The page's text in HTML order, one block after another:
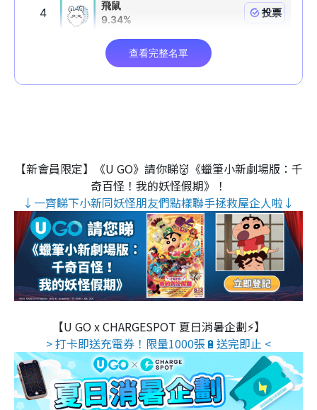
【新會員限定】《U GO》請你睇👹《蠟筆小新劇場版：千
奇百怪！我的妖怪假期》！
↓一齊睇下小新同妖怪朋友們點樣聯手拯救屋企人啦↓
【U GO x CHARGESPOT 夏日消暑企劃⚡】
> 打卡即送充電券！限量1000張🔋送完即止 <